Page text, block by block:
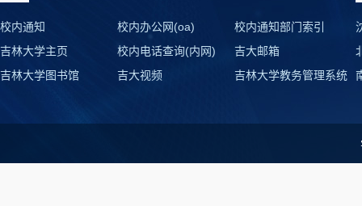
校内通知 校内办公网(oa)
校内通知部门索引
吉林大学主页
校内电话查询(内网)
吉大邮箱
吉林大学图书馆
吉大视频 吉林大学教务管理系统